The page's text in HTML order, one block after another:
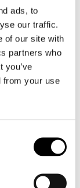
ads, to
our traffic.
of our site with
partners who
you’ve
from your use
om
Maduro, og
og